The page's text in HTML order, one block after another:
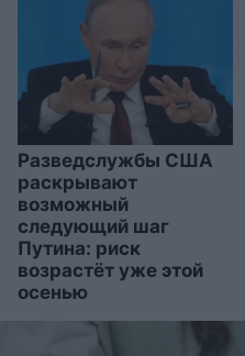
Разведслужбы США
раскрывают
возможный
следующий шаг
Путина: риск
возрастёт уже этой
осенью